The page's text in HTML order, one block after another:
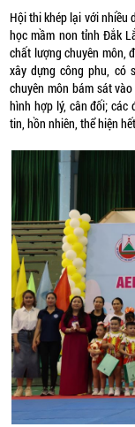
Hội thi khép lại với nhiều
học mầm non tỉnh Đắk
chất lượng chuyên môn,
xây dựng công phu, có
chuyên môn bám sát
hình hợp lý, cân đối; các
tin, hồn nhiên, thể hiện